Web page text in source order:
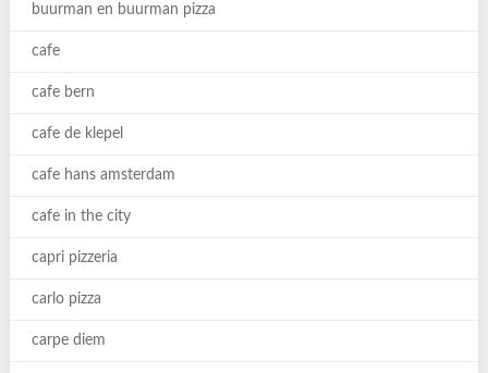
buurman en buurman pizza
cafe
cafe bern
cafe de klepel
cafe hans amsterdam
cafe in the city
capri pizzeria
carlo pizza
carpe diem